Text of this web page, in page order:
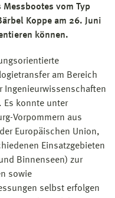
vom Typ
Koppe am 26. Juni
können.
am Bereich
Ingenieurwissenschaften
Es konnte unter
Vorpommern aus
Europäischen Union,
Einsatzgebieten
Binnenseen) zur
sowie
selbst erfolgen